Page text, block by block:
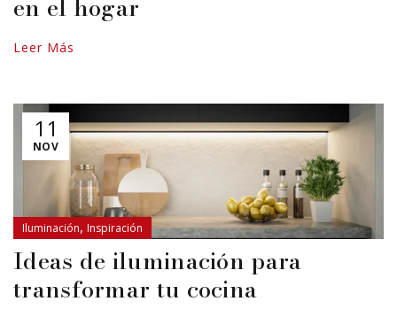
en el hogar
Leer Más
11
NOV
Iluminación, Inspiración
Ideas de iluminación para
transformar tu cocina